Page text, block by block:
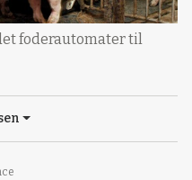
foderautomater til